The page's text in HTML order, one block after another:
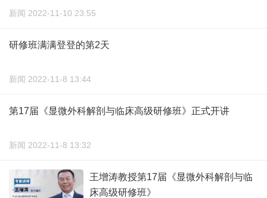
新闻 2022-11-10 23:55
研修班满满登登的第2天
新闻 2022-11-8 13:44
第17届《显微外科解剖与临床高级研修班》正式开讲
新闻 2022-11-8 13:32
王增涛教授第17届《显微外科解剖与临
床高级研修班》